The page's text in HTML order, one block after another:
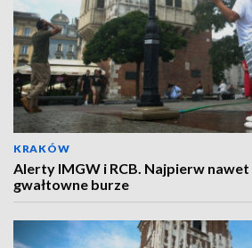
KRAKÓW
Alerty IMGW i RCB. Najpierw
gwałtowne burze